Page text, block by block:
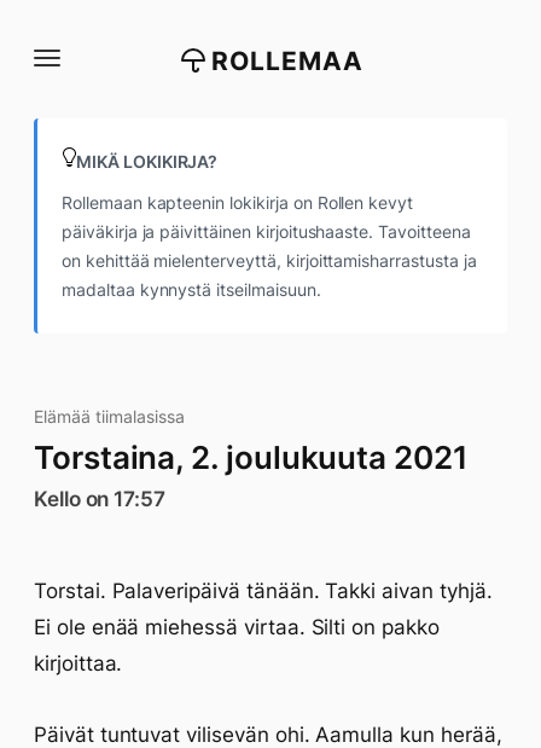
suoraan
ROLLEMAA
MIKÄ LOKIKIRJA?
Rollemaan kapteenin lokikirja on Rollen kevyt
päiväkirja ja päivittäinen kirjoitushaaste. Tavoitteena
on kehittää mielenterveyttä, kirjoittamisharrastusta ja
madaltaa kynnystä itseilmaisuun.
Elämää tiimalasissa
Torstaina, 2. joulukuuta 2021
Kello on 17:57
Torstai. Palaveripäivä tänään. Takki aivan tyhjä.
Ei ole enää miehessä virtaa. Silti on pakko
kirjoittaa.
Päivät tuntuvat vilisevän ohi. Aamulla kun herää,